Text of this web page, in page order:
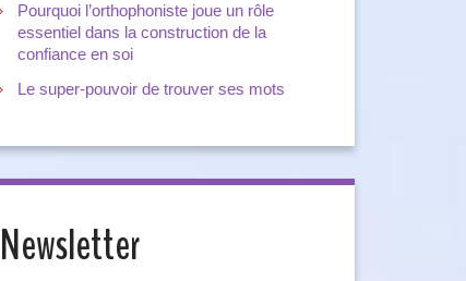
Pourquoi l’orthophoniste joue un rôle
essentiel dans la construction de la
confiance en soi
Le super-pouvoir de trouver ses mots
Newsletter